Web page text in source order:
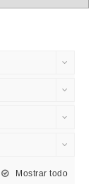
Mostrar todo